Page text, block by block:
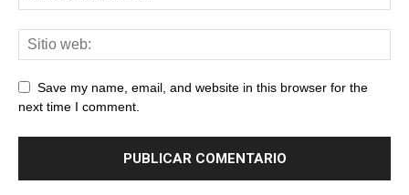
Save my name, email, and website in this browser for the
next time I comment.